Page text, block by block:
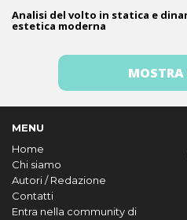
Analisi del volto in statica e
estetica moderna
MOSTRA
MENU
Home
Chi siamo
Autori / Redazione
Contatti
Entra nella community di